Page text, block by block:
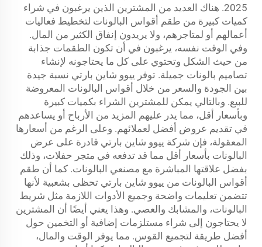
2025. هناك العديد من المشترين الذين يرغبون في شراء
كميات كبيرة من طقم أقواس البالونات لتخطيط فعاليات
أعمالهم أو لمتاجرهم، ولا يريدون إنفاق الكثير من المال.
وفي الوقت نفسه، يرغبون في أن تكون الطقمات جذابة
من حيث الشكل وتحتوي على كل ما يحتاجونه لإنشاء
تصاميم بالونات جميلة. توفر ييوو شاين بارتي نسبة جيدة
بين الجودة والسعر من خلال أقواس البالونات المعروضة
للبيع. وبالتالي يمكن للمشترين الشراء بكميات كبيرة
وبأسعار أقل، مما يدر عليهم المزيد من الأرباح أو يساعدهم
في تقديم عروض أفضل لعملائهم. وعلى الرغم من أسعارها
المعقولة، فإن شركة ييوو شاين بارتي قادرة على عرض
البالونات بأسعار أقل مما قد تدفعه في متجر حفلات، وذلك
بفضل علاقتها المباشرة مع مصنعي البالونات. كما أن طقم
أقواس البالونات من ييوو شاين بارتي تحظى بشعبية لأنها
تتضمن تعليمات واضحة وجميع الأدوات اللازمة مثل شريط
البالونات، والمشابك والعصي. وهذا يعني أيضًا أن المشترين
لا يحتاجون إلى شراء مستلزمات إضافية أو التخمين حول
أفضل طريقة لتجميع القوس. مما يوفر الوقت والمال،